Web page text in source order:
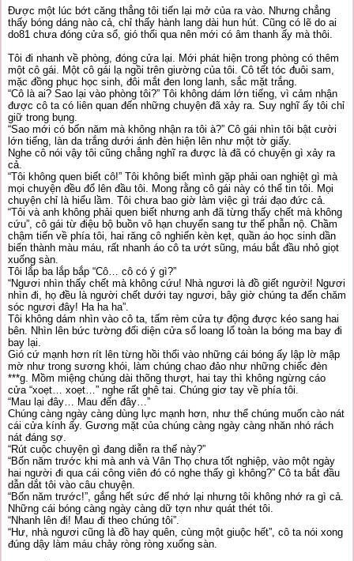
Được một lúc bớt căng thẳng tôi tiến lại mở của ra vào. Nhưng chẳng
thấy bóng dáng nào cả, chỉ thấy hành lang dài hun hút. Cũng có lẽ do ai
do81 chưa đóng cửa sổ, gió thổi qua nên mới có âm thanh ấy mà thôi.
Tôi đi nhanh về phòng, đóng cửa lại. Mới phát hiện trong phòng có thêm
một cô gái. Một cô gái lạ ngồi trên giường của tôi. Cô tết tóc đuôi sam,
mặc đồng phục học sinh, đôi mắt đen long lanh, sắc mặt trắng.
“Cô là ai? Sao lại vào phòng tôi?” Tôi không dám lớn tiếng, vì cảm nhận
được cô ta có liên quan đến những chuyện đã xảy ra. Suy nghĩ ấy tôi chỉ
giữ trong bụng.
“Sao mới có bốn năm mà không nhận ra tôi à?” Cô gái nhìn tôi bật cười
lớn tiếng, làn da trắng dưới ánh đèn hiện lên như một tờ giấy.
Nghe cô nói vậy tôi cũng chẳng nghĩ ra được là đã có chuyện gì xảy ra
cả.
“Tôi không quen biết cô!” Tôi không biết mình gặp phải oan nghiệt gì mà
mọi chuyện đều đổ lên đầu tôi. Mong rằng cô gái này có thể tin tôi. Mọi
chuyện chỉ là hiểu lầm. Tôi chưa bao giờ làm việc gì trái đạo đức cả.
“Tôi và anh không phải quen biết nhưng anh đã từng thấy chết mà không
cứu”, cô gái từ điệu bộ buồn vô hạn chuyển sang tư thế phẫn nộ. Chầm
chậm tiến về phía tôi, hai răng cô nghiến kèn kẹt, quần áo học sinh dần
biến thành màu máu, rất nhanh áo cô ta ướt sũng, máu bắt đầu nhỏ giọt
xuống sàn.
Tôi lắp ba lắp bắp “Cô… cô có ý gì?”
“Ngươi nhìn thấy chết mà không cứu! Nhà ngươi là đồ giết người! Ngươi
nhìn đi, họ đều là người chết dưới tay ngươi, bây giờ chúng ta đến chăm
sóc ngươi đây! Ha ha ha”.
Tôi không dám nhìn vào cô ta, tấm rèm cửa tự động được kéo sang hai
bên. Nhìn lên bức tường đối diện cửa sổ loang lổ toàn la bóng ma bay đi
bay lại.
Gió cứ mạnh hơn rít lên từng hồi thổi vào những cái bóng ấy lập lờ mập
mờ như trong sương khói, làm chúng chao đảo như những chiếc đèn
***g. Mồm miệng chúng dài thõng thượt, hai tay thì không ngừng cáo
cửa “xoẹt… xoẹt…” nghe rất ghê tai. Chúng giơ tay về phía tôi.
“Mau lại đây… Mau đến đây…”
Chúng càng ngày càng dùng lực mạnh hơn, như thể chúng muốn cào nát
cái cửa kính ấy. Gương mặt của chúng càng ngày càng nhăn nhó rách
nát đáng sợ.
“Rút cuộc chuyện gì đang diễn ra thế này?”
“Bốn năm trước khi mà anh và Vân Thọ chưa tốt nghiệp, vào một ngày
hai người đi qua cái công viên đó có nghe thấy gì không?” Cô ta bắt đầu
dẫn dắt tôi vào câu chuyện.
“Bốn năm trước!”, gắng hết sức để nhớ lại nhưng tôi không nhớ ra gì cả.
Những cái bóng càng ngày càng dữ tợn như quát thét tôi.
“Nhanh lên đi! Mau đi theo chúng tôi”.
“Hư, nhà ngươi cũng là đồ hay quên, cùng một giuộc hết”, cô ta nói xong
đúng dậy làm máu chảy ròng ròng xuống sàn.